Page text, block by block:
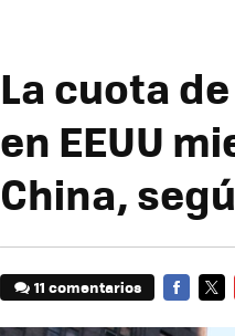
La cuota
en EEUU
China,
11 comentarios